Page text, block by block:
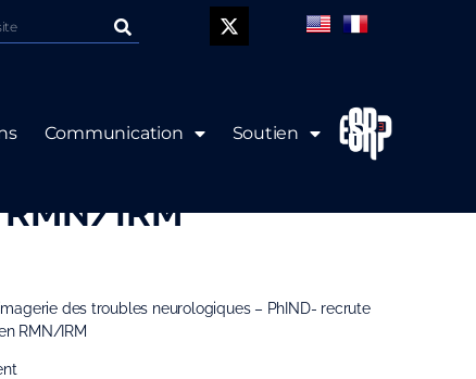
Communication Soutien P
IRM
des troubles neurologiques – PhIND- recrute
RMN/IRM